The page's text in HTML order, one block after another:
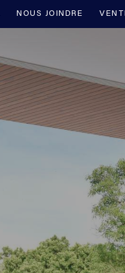
NOUS JOINDRE
à l'année